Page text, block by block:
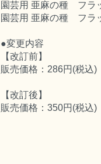
園芸用 亜麻の種 フラ
園芸用 亜麻の種 フラ
●変更内容
【改訂前】
販売価格：286円(税込)
【改訂後】
販売価格：350円(税込)